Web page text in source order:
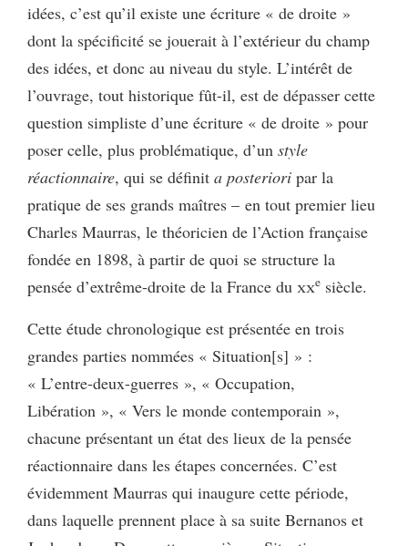
idées, c’est qu’il existe une écriture « de droite »
dont la spécificité se jouerait à l’extérieur du champ
des idées, et donc au niveau du style. L’intérêt de
l’ouvrage, tout historique fût-il, est de dépasser cette
question simpliste d’une écriture « de droite » pour
poser celle, plus problématique, d’un style
réactionnaire, qui se définit a posteriori par la
pratique de ses grands maîtres – en tout premier lieu
Charles Maurras, le théoricien de l’Action française
fondée en 1898, à partir de quoi se structure la
pensée d’extrême-droite de la France du xxe siècle.
Cette étude chronologique est présentée en trois
grandes parties nommées « Situation[s] » :
« L’entre-deux-guerres », « Occupation,
Libération », « Vers le monde contemporain »,
chacune présentant un état des lieux de la pensée
réactionnaire dans les étapes concernées. C’est
évidemment Maurras qui inaugure cette période,
dans laquelle prennent place à sa suite Bernanos et